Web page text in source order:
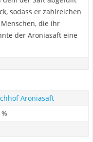
sodass er zahlreichen
die ihr
der Aroniasaft eine
Aroniasaft